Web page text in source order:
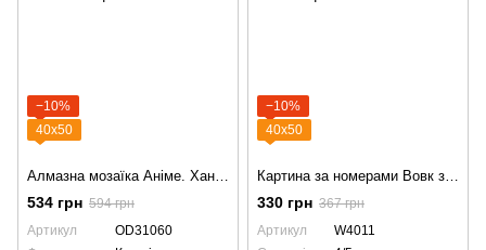
−10%
40х50
Алмазна мозаїка Аніме. Хантер хантер OD31060
534 грн 594 грн
Артикул
OD31060
−10%
40х50
Картина за номерами Вовк захисник W4011
330 грн 367 грн
Артикул
W4011